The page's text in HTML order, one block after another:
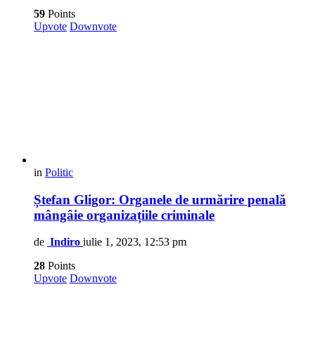
59 Points
Upvote Downvote
in Politic
Ștefan Gligor: Organele de urmărire penală
mângâie organizațiile criminale
de Indiro iulie 1, 2023, 12:53 pm
28 Points
Upvote Downvote